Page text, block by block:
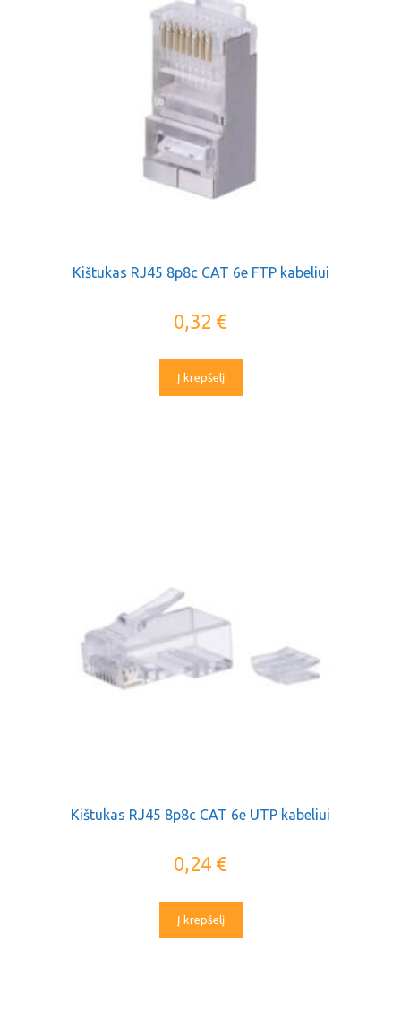
Kištukas RJ45 8p8c CAT 6e FTP kabeliui
0,32 €
Į krepšelį
Kištukas RJ45 8p8c CAT 6e UTP kabeliui
0,24 €
Į krepšelį